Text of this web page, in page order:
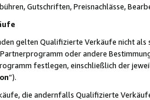
Gutschriften, Preisnachlässe,
gelten Qualifizierte Verkäufe nicht
oder andere
festlegen, einschließlich der
“).
die andernfalls Qualifizierte